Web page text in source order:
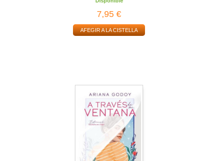
7,95 €
AFEGIR A LA CISTELLA